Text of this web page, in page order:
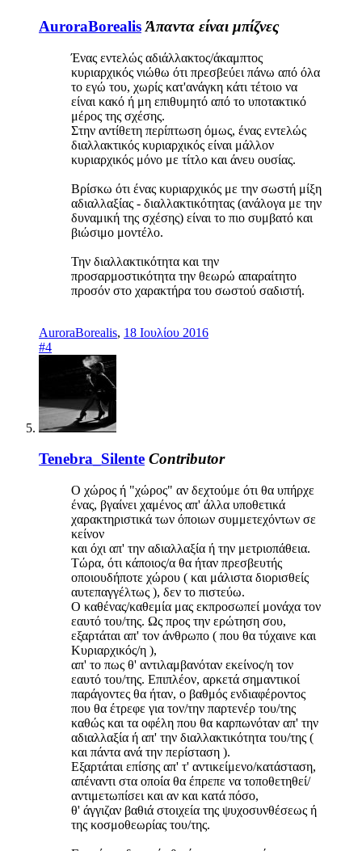
AuroraBorealis Άπαντα είναι μπίζνες
Ένας εντελώς αδιάλλακτος/άκαμπτος
κυριαρχικός νιώθω ότι πρεσβεύει πάνω από όλα
το εγώ του, χωρίς κατ'ανάγκη κάτι τέτοιο να
είναι κακό ή μη επιθυμητό από το υποτακτικό
μέρος της σχέσης.
Στην αντίθετη περίπτωση όμως, ένας εντελώς
διαλλακτικός κυριαρχικός είναι μάλλον
κυριαρχικός μόνο με τίτλο και άνευ ουσίας.
Βρίσκω ότι ένας κυριαρχικός με την σωστή μίξη
αδιαλλαξίας - διαλλακτικότητας (ανάλογα με την
δυναμική της σχέσης) είναι το πιο συμβατό και
βιώσιμο μοντέλο.
Την διαλλακτικότητα και την
προσαρμοστικότητα την θεωρώ απαραίτητο
προσόν στο χαρακτήρα του σωστού σαδιστή.
AuroraBorealis, 18 Ιουλίου 2016
#4
Tenebra_Silente Contributor
Ο χώρος ή "χώρος" αν δεχτούμε ότι θα υπήρχε
ένας, βγαίνει χαμένος απ' άλλα υποθετικά
χαρακτηριστικά των όποιων συμμετεχόντων σε
κείνον
και όχι απ' την αδιαλλαξία ή την μετριοπάθεια.
Τώρα, ότι κάποιος/α θα ήταν πρεσβευτής
οποιουδήποτε χώρου ( και μάλιστα διορισθείς
αυτεπαγγέλτως ), δεν το πιστεύω.
Ο καθένας/καθεμία μας εκπροσωπεί μονάχα τον
εαυτό του/της. Ως προς την ερώτηση σου,
εξαρτάται απ' τον άνθρωπο ( που θα τύχαινε και
Κυριαρχικός/η ),
απ' το πως θ' αντιλαμβανόταν εκείνος/η τον
εαυτό του/της. Επιπλέον, αρκετά σημαντικοί
παράγοντες θα ήταν, ο βαθμός ενδιαφέροντος
που θα έτρεφε για τον/την παρτενέρ του/της
καθώς και τα οφέλη που θα καρπωνόταν απ' την
αδιαλλαξία ή απ' την διαλλακτικότητα του/της (
και πάντα ανά την περίσταση ).
Εξαρτάται επίσης απ' τ' αντικείμενο/κατάσταση,
απέναντι στα οποία θα έπρεπε να τοποθετηθεί/
αντιμετωπίσει και αν και κατά πόσο,
θ' άγγιζαν βαθιά στοιχεία της ψυχοσυνθέσεως ή
της κοσμοθεωρίας του/της.